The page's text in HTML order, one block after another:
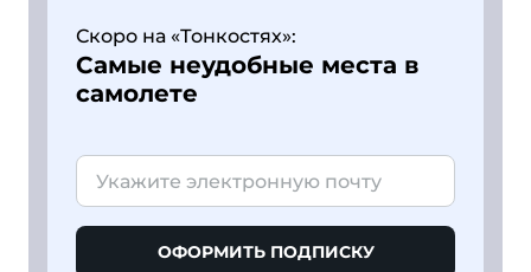
Скоро на «Тонкостях»:
Самые неудобные места в
самолете
ОФОРМИТЬ ПОДПИСКУ